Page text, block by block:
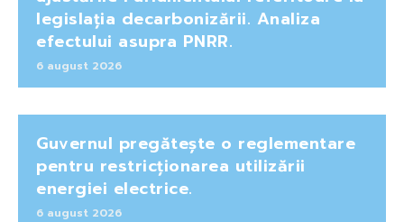
legislația decarbonizării. Analiza
efectului asupra PNRR.
6 august 2026
Guvernul pregătește o reglementare
pentru restricționarea utilizării
energiei electrice.
6 august 2026